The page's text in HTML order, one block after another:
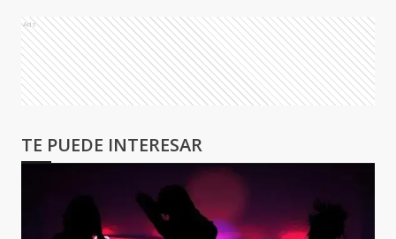
Ads
TE PUEDE INTERESAR